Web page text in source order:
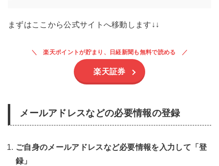
まずはここから公式サイトへ移動します↓↓
楽天ポイントが貯まり、日経新聞も無料で読める
楽天証券
メールアドレスなどの必要情報の登録
ご自身のメールアドレスなど必要情報を入力して「登
録」